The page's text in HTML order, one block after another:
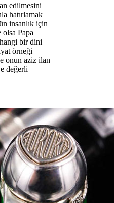
edilmesini
hatırlamak
insanlık için
Papa
bir dini
örneği
onun aziz ilan
değerli